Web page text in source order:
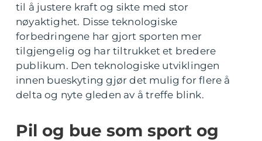
til å justere kraft og sikte med stor
nøyaktighet. Disse teknologiske
forbedringene har gjort sporten mer
tilgjengelig og har tiltrukket et bredere
publikum. Den teknologiske utviklingen
innen bueskyting gjør det mulig for flere å
delta og nyte gleden av å treffe blink.
Pil og bue som sport og